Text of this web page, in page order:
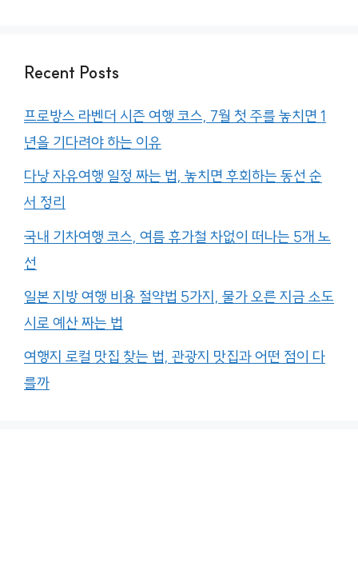
Recent Posts
프로방스 라벤더 시즌 여행 코스, 7월 첫 주를 놓치면 1
년을 기다려야 하는 이유
다낭 자유여행 일정 짜는 법, 놓치면 후회하는 동선 순
서 정리
국내 기차여행 코스, 여름 휴가철 차없이 떠나는 5개 노
선
일본 지방 여행 비용 절약법 5가지, 물가 오른 지금 소도
시로 예산 짜는 법
여행지 로컬 맛집 찾는 법, 관광지 맛집과 어떤 점이 다
를까